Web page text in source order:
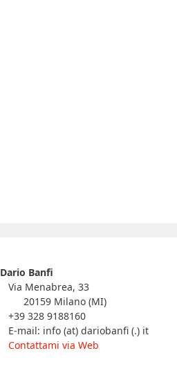
Dario Banfi
Via Menabrea, 33
20159 Milano (MI)
+39 328 9188160
E-mail: info (at) dariobanfi (.) it
Contattami via Web